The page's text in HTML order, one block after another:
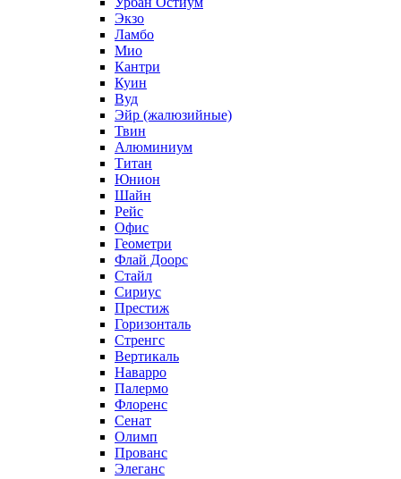
Экзо
Ламбо
Мио
Кантри
Куин
Вуд
Эйр (жалюзийные)
Твин
Алюминиум
Титан
Юнион
Шайн
Рейс
Офис
Геометри
Флай Доорс
Стайл
Сириус
Престиж
Горизонталь
Стренгс
Вертикаль
Наварро
Палермо
Флоренс
Сенат
Олимп
Прованс
Элеганс